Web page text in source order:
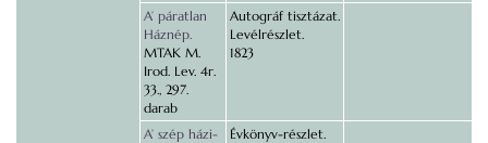
A’ páratlan
Háznép.
MTAK M.
Irod. Lev. 4r.
33., 297.
darab
Autográf tisztázat.
Levélrészlet.
1823
A’ szép házi-
Évkönyv-részlet.